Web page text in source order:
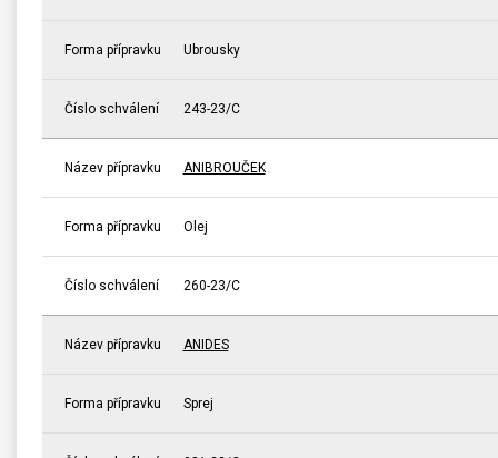
Forma přípravku Ubrousky
Číslo schválení 243-23/C
Název přípravku ANIBROUČEK
Forma přípravku Olej
Číslo schválení 260-23/C
Název přípravku ANIDES
Forma přípravku Sprej